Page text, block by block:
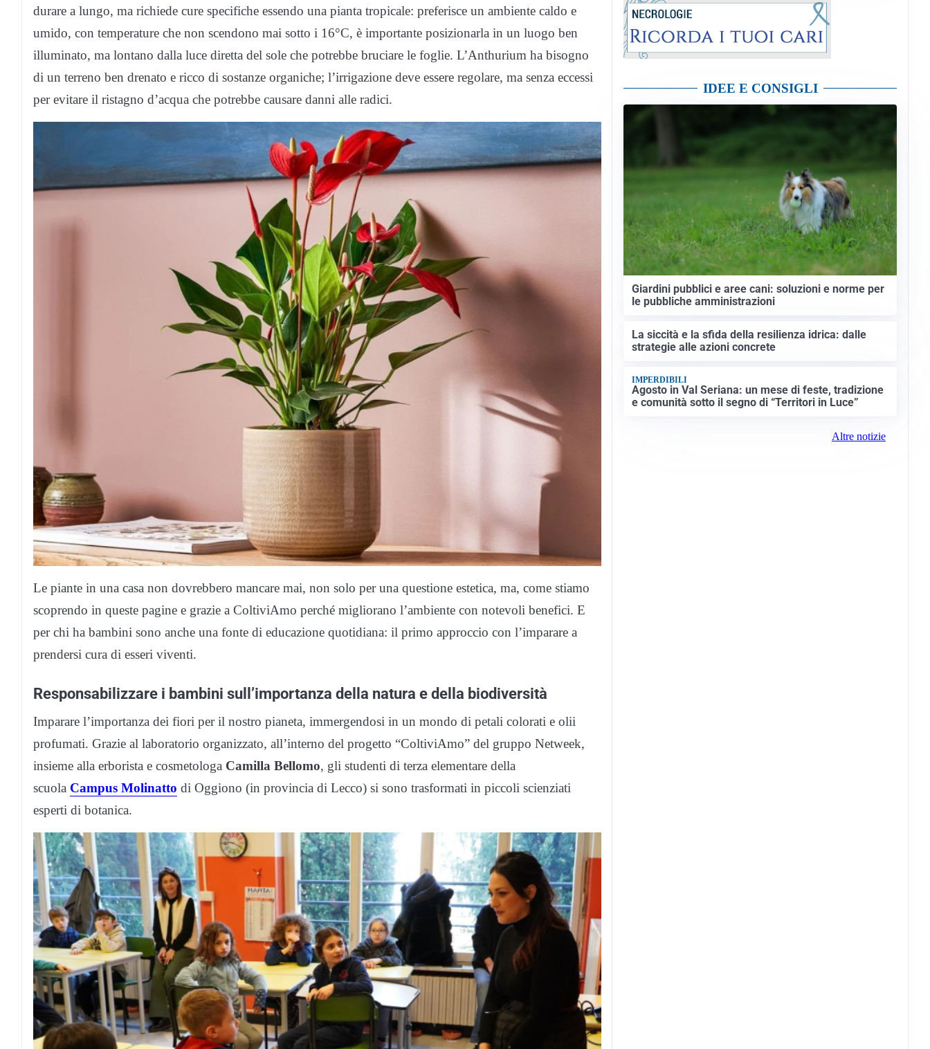
durare a lungo, ma richiede cure specifiche essendo una pianta tropicale: preferisce un ambiente caldo e
umido, con temperature che non scendono mai sotto i 16°C, è importante posizionarla in un luogo ben
illuminato, ma lontano dalla luce diretta del sole che potrebbe bruciare le foglie. L’Anthurium ha bisogno
di un terreno ben drenato e ricco di sostanze organiche; l’irrigazione deve essere regolare, ma senza eccessi
per evitare il ristagno d’acqua che potrebbe causare danni alle radici.
Le piante in una casa non dovrebbero mancare mai, non solo per una questione estetica, ma, come stiamo
scoprendo in queste pagine e grazie a ColtiviAmo perché migliorano l’ambiente con notevoli benefici. E
per chi ha bambini sono anche una fonte di educazione quotidiana: il primo approccio con l’imparare a
prendersi cura di esseri viventi.
Responsabilizzare i bambini sull’importanza della natura e della biodiversità
Imparare l’importanza dei fiori per il nostro pianeta, immergendosi in un mondo di petali colorati e olii
profumati. Grazie al laboratorio organizzato, all’interno del progetto “ColtiviAmo” del gruppo Netweek,
insieme alla erborista e cosmetologa Camilla Bellomo, gli studenti di terza elementare della
scuola Campus Molinatto di Oggiono (in provincia di Lecco) si sono trasformati in piccoli scienziati
esperti di botanica.
IDEE E CONSIGLI
Giardini pubblici e aree cani: soluzioni e norme per
le pubbliche amministrazioni
La siccità e la sfida della resilienza idrica: dalle
strategie alle azioni concrete
IMPERDIBILI
Agosto in Val Seriana: un mese di feste, tradizione
e comunità sotto il segno di “Territori in Luce”
Altre notizie